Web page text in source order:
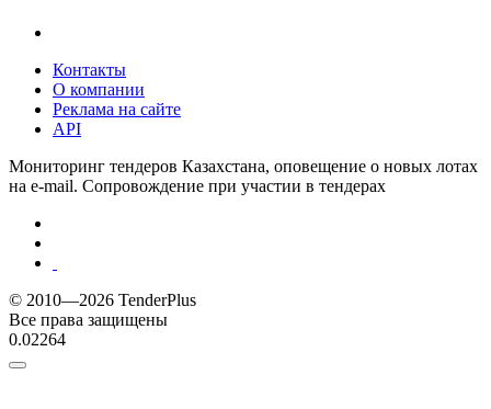
Контакты
О компании
Реклама на сайте
API
Мониторинг тендеров Казахстана, оповещение о новых лотах
на e-mail. Сопровождение при участии в тендерах
© 2010—2026 TenderPlus
Все права защищены
0.02264